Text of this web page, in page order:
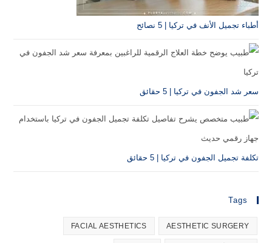
في تركيا | 5 نصائح
تركيا | 5 حقائق
في تركيا | 5 حقائق
AESTHETIC
FACIAL AESTHETICS